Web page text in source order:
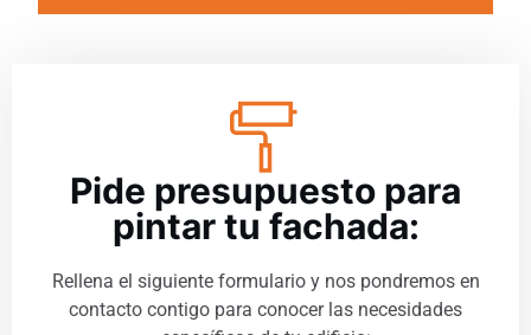
Pide presupuesto para
pintar tu fachada:
Rellena el siguiente formulario y nos pondremos en
contacto contigo para conocer las necesidades